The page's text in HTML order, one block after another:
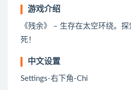
游戏介绍
《残余》 – 生存在太空环绕。
死！
中文设置
Settings-右下角-Chi